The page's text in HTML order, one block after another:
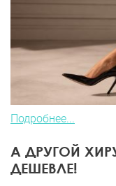
Подробнее...
А ДРУГОЙ
ДЕШЕВЛЕ!